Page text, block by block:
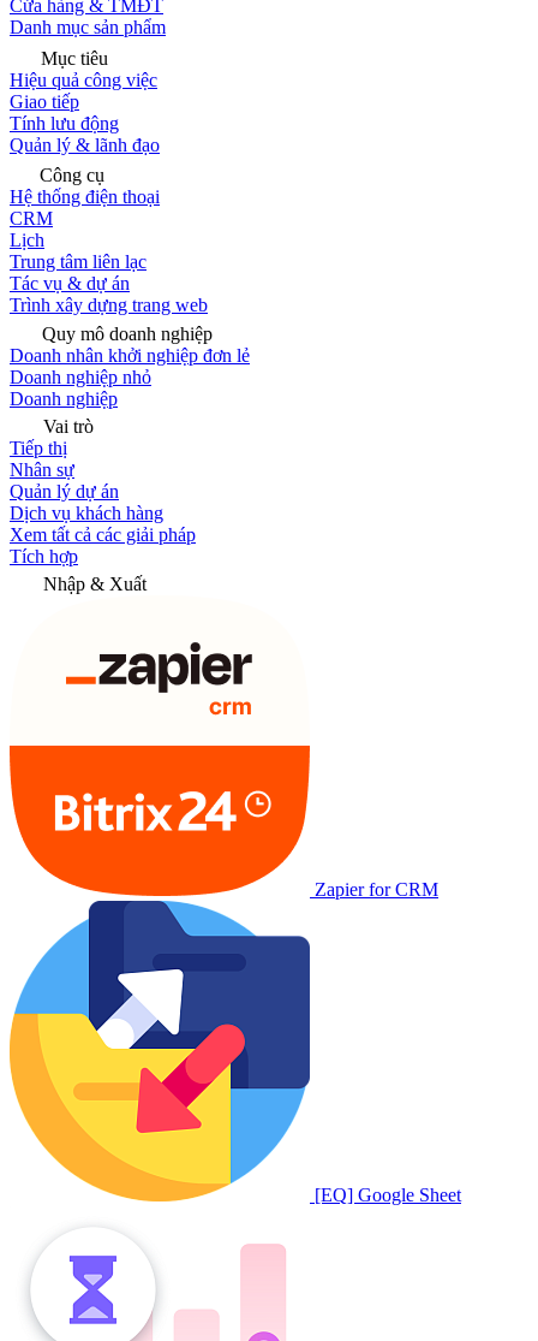
Cửa hàng & TMĐT
Danh mục sản phẩm
Mục tiêu
Hiệu quả công việc
Giao tiếp
Tính lưu động
Quản lý & lãnh đạo
Công cụ
Hệ thống điện thoại
CRM
Lịch
Trung tâm liên lạc
Tác vụ & dự án
Trình xây dựng trang web
Quy mô doanh nghiệp
Doanh nhân khởi nghiệp đơn lẻ
Doanh nghiệp nhỏ
Doanh nghiệp
Vai trò
Tiếp thị
Nhân sự
Quản lý dự án
Dịch vụ khách hàng
Xem tất cả các giải pháp
Tích hợp
Nhập & Xuất
Zapier for CRM
[EQ] Google Sheet